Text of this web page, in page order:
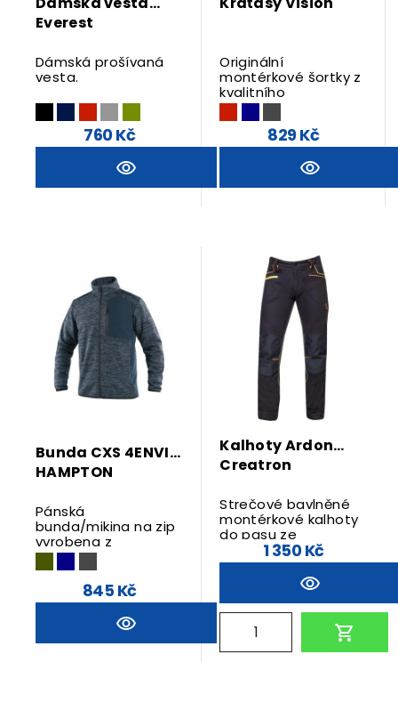
Everest
Dámská prošívaná
vesta.
760 Kč
Originální
montérkové šortky z
kvalitního
směsového
materiálu.
829 Kč
Bunda CXS 4ENVI
HAMPTON
Pánská
bunda/mikina na zip
vyrobena z
kombinace
recyklovaných
materiálů.845 Kč
Kalhoty Ardon
Creatron
Strečové bavlněné
montérkové kalhoty
do pasu ze
speciálního
materiálu
Amalytton®.
REFLEXNÍ PRVKY - Ano
POHLAVÍ - Pánské
SVRCHNÍ MATERIÁL -
Bavlna / Elastan
1 350 Kč